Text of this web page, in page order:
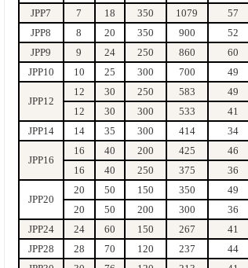
JPP7
7 18 350 1079 57
JPP8
8 20 350 900 52
JPP9
9 24 250 860 60
JPP10
10 25 300 700 49
JPP12
12 30 250 583 49
12
30 300 533 41
JPP14
14 35 300 414 34
JPP16
16 40 200 425 46
16
40 250 375 36
JPP20
20 50 150 350 49
20
50 200 300 36
JPP24
24 60 150 267 41
JPP28
28 70 120 237 44